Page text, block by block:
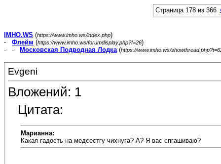
Страница 178 из 366
IMHO.WS (https://www.imho.ws/index.php)
- Флейм (https://www.imho.ws/forumdisplay.php?f=26)
- -
Московская Подводная Лодка(https://www.imho.ws/
Evgeni
Вложений: 1
Цитата:
Марианна:
Какая гадость на медсестгу чихнуга? А? Я вас спгашиваю?